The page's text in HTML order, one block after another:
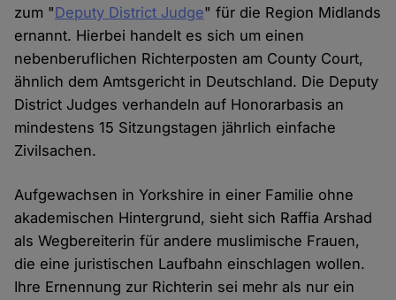
zum "Deputy District Judge" für die Region Midlands
ernannt. Hierbei handelt es sich um einen
nebenberuflichen Richterposten am County Court,
ähnlich dem Amtsgericht in Deutschland. Die Deputy
District Judges verhandeln auf Honorarbasis an
mindestens 15 Sitzungstagen jährlich einfache
Zivilsachen.
Aufgewachsen in Yorkshire in einer Familie ohne
akademischen Hintergrund, sieht sich Raffia Arshad
als Wegbereiterin für andere muslimische Frauen,
die eine juristischen Laufbahn einschlagen wollen.
Ihre Ernennung zur Richterin sei mehr als nur ein